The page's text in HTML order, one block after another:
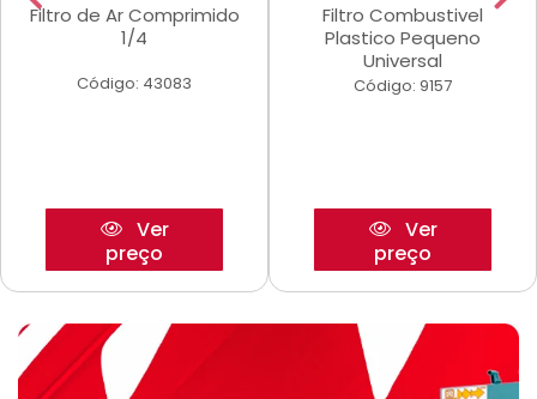
Filtro de Ar Comprimido
1/4
Código: 43083
Ver
preço
Filtro Combustivel
Plastico Pequeno
Universal
Código: 9157
Ver
preço